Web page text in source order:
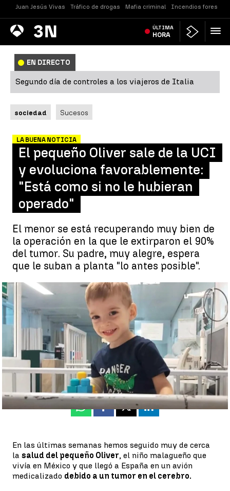
Juan Jesús Vivas Tráfico de drogas Mafia criminal Incendios
Antena
3 Noticias ÚLTIMA
HORA
EN DIRECTO
Segundo día de controles a los viajeros de Italia
sociedad Sucesos
LA BUENA NOTICIA
El pequeño Oliver sale de la UCI
y evoluciona favorablemente:
"Está como si no le hubieran
operado"
El menor se está recuperando muy bien de
la operación en la que le extirparon el 90%
del tumor. Su padre, muy alegre, espera
que le suban a planta "lo antes posible".
Oliver sale de la UCI | Antena 3 Noticias
Juan Manuel M. Lardón
Publicado:04 de noviembre de 2022, 16:03
WhatsappFacebook
X Linkedin
En las últimas semanas hemos seguido muy de cerca
la salud del pequeño Oliver, el niño malagueño que
vivía en México y que llegó a España en un avión
medicalizado debido a un tumor en el cerebro.